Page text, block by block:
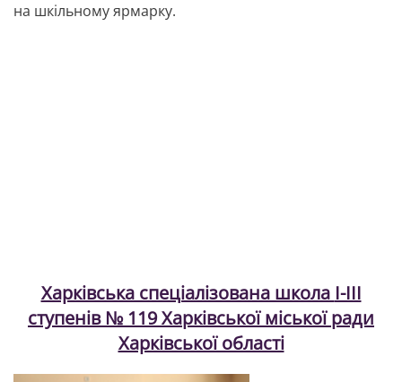
на шкільному ярмарку.
Харківська спеціалізована школа І-ІІІ
ступенів №119Харківської міської ради
Харківської області